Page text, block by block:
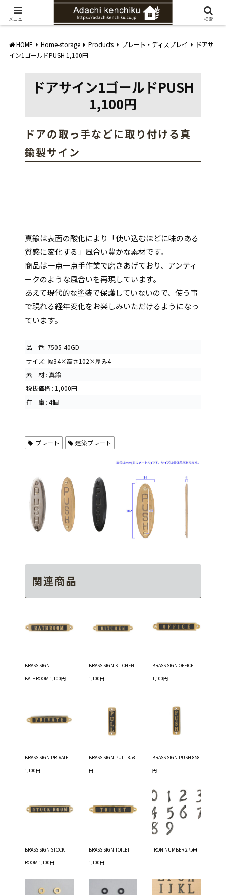
愛知県みよし市の工務店。自然素材を使ったナチュラルな家づくりをご提案
HOME Home-storage Products プレート・ディスプレイ
ドアサ
イン1ゴールドPUSH 1,100円
ドアサイン1ゴールドPUSH
1,100円
ドアの取っ手などに取り付ける真
鍮製サイン
真鍮は表面の酸化により「使い込むほどに味のある
質感に変化する」風合い豊かな素材です。
商品は一点一点手作業で磨きあげており、アンティ
ークのような風合いを再現しています。
あえて現代的な塗装で保護していないので、使う事
で現れる経年変化をお楽しみいただけるようになっ
ています。
品 番: 7505-40GD
サイズ: 幅34×高さ102×厚み4
素 材 : 真鍮
税抜価格 : 1,000円
在 庫 : 4個
プレート 建築プレート
関連商品
BRASS SIGN
BATHROOM 1,100円
BRASS SIGN KITCHEN
1,100円
BRASS SIGN OFFICE
1,100円
BRASS SIGN PRIVATE
1,100円
BRASS SIGN PULL 858
円
BRASS SIGN PUSH 858
円
BRASS SIGN STOCK
ROOM 1,100円
BRASS SIGN TOILET
1,100円
IRON NUMBER 275円
メニュー 検索